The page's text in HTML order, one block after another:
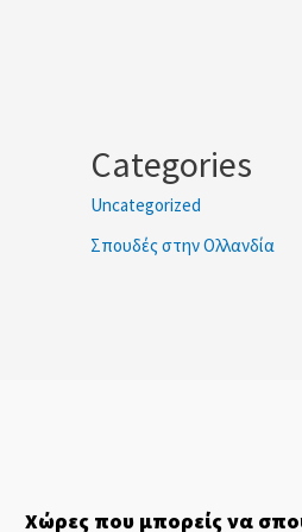
Categories
Uncategorized
Σπουδές στην Ολλανδία
Χώρες που μπορείς να